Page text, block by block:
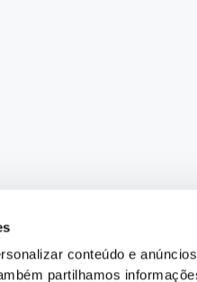
conteúdo e
partilhamos